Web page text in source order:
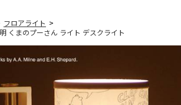
フロアライト >
くまのプーさん ライト デスクライト